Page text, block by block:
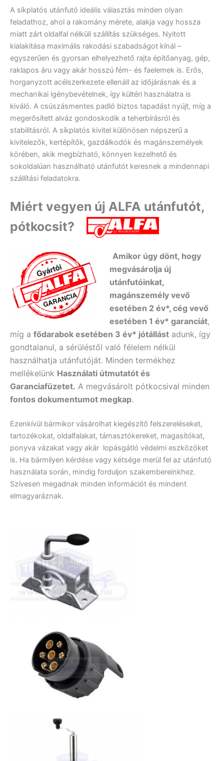
A síkplatós utánfutó ideális választás minden olyan
feladathoz, ahol a rakomány mérete, alakja vagy hossza
miatt zárt oldalfal nélküli szállítás szükséges. Nyitott
kialakítása maximális rakodási szabadságot kínál –
egyszerűen és gyorsan elhelyezhető rajta építőanyag, gép,
raklapos áru vagy akár hosszú fém- és faelemek is. Erős,
horganyzott acélszerkezete ellenáll az időjárásnak és a
mechanikai igénybevételnek, így kültéri használatra is
kiváló. A csúszásmentes padló biztos tapadást nyújt, míg a
megerősített alváz gondoskodik a teherbírásról és
stabilitásról. A síkplatós kivitel különösen népszerű a
kivitelezők, kertépítők, gazdálkodók és magánszemélyek
körében, akik megbízható, könnyen kezelhető és
sokoldalúan használható utánfutót keresnek a mindennapi
szállítási feladatokra.
Miért vegyen új ALFA utánfutót,
pótkocsit?
Amikor úgy dönt, hogy
megvásárolja új
utánfutóinkat,
magánszemély vevő
esetében 2 év*, cég vevő
esetében 1 év* garanciát,
míg a fődarabok esetében 3 év* jótállást adunk, így
gondtalanul, a sérüléstől való félelem nélkül
használhatja utánfutóját. Minden termékhez
mellékelünk Használati útmutatót és
Garanciafüzetet. A megvásárolt pótkocsival minden
fontos dokumentumot megkap.
Ezenkívül bármikor vásárolhat kiegészítő felszereléseket,
tartozékokat, oldalfalakat, támasztókereket, magasítókat,
ponyva vázakat vagy akár lopásgátló védelmi eszközöket
is. Ha bármilyen kérdése vagy kétsége merül fel az utánfutó
használata során, mindig forduljon szakembereinkhez.
Szívesen megadnak minden információt és mindent
elmagyaráznak.